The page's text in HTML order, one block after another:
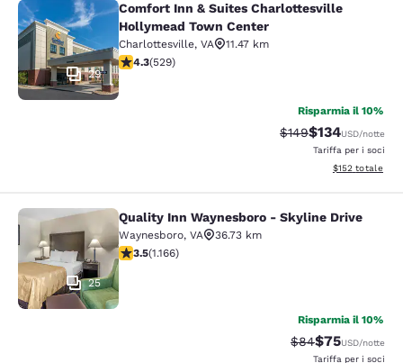
Comfort Inn & Suites
29
Comfort Inn & Suites Charlottesville
Hollymead Town Center
Charlottesville, VA
11.47 km
Valutazione di 4.35 stelle. Ottimo. 529 recensioni
4.3(529)
Risparmia il 10%
Tariffa di barratura:
$149Tariffa
$134USD/notte
Tariffa per i soci
Visualizza i
$152 totale
Quality Inn Waynesboro - Skyline
25
Quality Inn Waynesboro - Skyline Drive
Waynesboro, VA
36.73 km
Valutazione di 3.49 stelle. Buono. 1166 recensioni
3.5(1.166)
Risparmia il 10%
Tariffa di
$84Tariffa
$75USD/notte
Tariffa per i soci